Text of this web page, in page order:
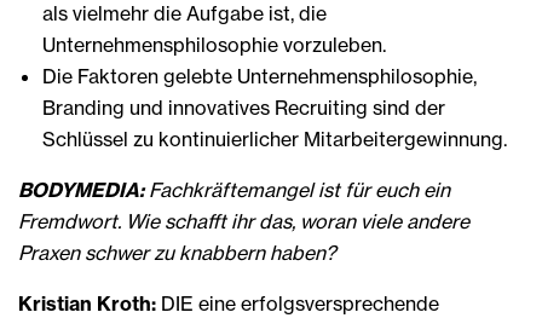
als vielmehr die Aufgabe ist, die
Unternehmensphilosophie vorzuleben.
Die Faktoren gelebte Unternehmensphilosophie,
Branding und innovatives Recruiting sind der
Schlüssel zu kontinuierlicher Mitarbeitergewinnung.
BODYMEDIA:Fachkräftemangel ist für euch ein
Fremdwort. Wie schafft ihr das, woran viele andere
Praxen schwer zu knabbern haben?
Kristian Kroth: DIE eine erfolgsversprechende